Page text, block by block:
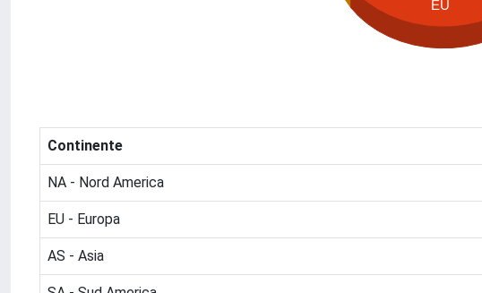
EU
Continente
NA - Nord America
EU - Europa
AS - Asia